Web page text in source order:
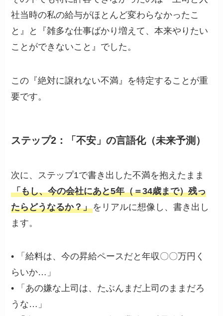
社当時の私の給与がほとんど変わらなかったこ
と』と『雑多な仕事ばかり増えて、本来やりたい
ことができないこと』でした。
この『絶対に譲れない不満』を特定することが重
要です。
ステップ2：「不安」の言語化（未来予測）
次に、ステップ1で書き出した不満を抱えたまま
「もし、今の会社にあと5年（＝34歳まで）残っ
たらどうなるか？」をリアルに想像し、書き出し
ます。
• 「給料は、今の昇給ペースだと年収〇〇万円く
らいか…」
• 「あの嫌な上司は、たぶんまだ上司のままだろ
うな…」